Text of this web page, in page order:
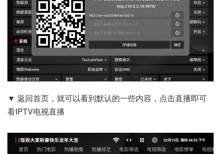
▼ 返回首页，就可以看到默认的一些内容，点击直播即可
看IPTV电视直播